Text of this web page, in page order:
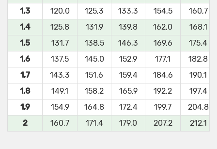
1,3
120,0 125,3 133,3 154,5
160,7
1,4
125,8 131,9 139,8 162,0
168,1
1,5
131,7 138,5 146,3 169,6
175,4
1,6
137,5 145,0 152,9 177,1
182,8
1,7
143,3 151,6 159,4 184,6
190,1
1,8
149,1 158,2 165,9 192,2
197,4
1,9
154,9 164,8 172,4 199,7
204,8
2
160,7 171,4 179,0 207,2 212,1